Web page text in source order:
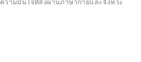
ความมั่นใจที่ส่งผ่านภาษากายและจังหวะ